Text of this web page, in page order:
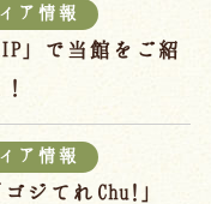
ア情報
」で当館をご紹
ア情報
ジてれChu!」
質問